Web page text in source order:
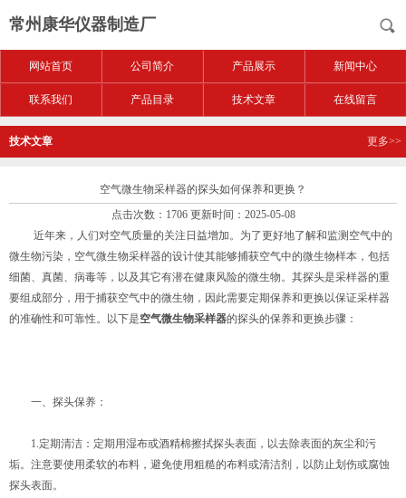
常州康华仪器制造厂
网站首页 公司简介 产品展示 新闻中心
联系我们 产品目录 技术文章 在线留言
技术文章 更多>>
空气微生物采样器的探头如何保养和更换？
点击次数：1706 更新时间：2025-05-08
近年来，人们对空气质量的关注日益增加。为了更好地了解和监测空气中的
微生物污染，空气微生物采样器的设计使其能够捕获空气中的微生物样本，包括
细菌、真菌、病毒等，以及其它有潜在健康风险的微生物。其探头是采样器的重
要组成部分，用于捕获空气中的微生物，因此需要定期保养和更换以保证采样器
的准确性和可靠性。以下是空气微生物采样器的探头的保养和更换步骤：
一、探头保养：
1.定期清洁：定期用湿布或酒精棉擦拭探头表面，以去除表面的灰尘和污
垢。注意要使用柔软的布料，避免使用粗糙的布料或清洁剂，以防止划伤或腐蚀
探头表面。